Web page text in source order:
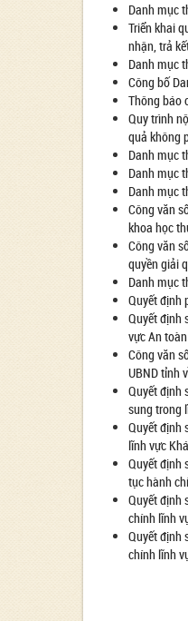
Danh mục
Triển khai
nhận, trả
Danh mục
Công bố
Thông báo
Quy trình
quả không
Danh mục
Danh mục
Danh mục
Công văn
khoa học
Công văn
quyền giải
Danh mục
Quyết định
Quyết định
vực An
Công văn
UBND tỉnh
Quyết định
sung trong
Quyết định
lĩnh vực
Quyết định
tục hành
Quyết định
chính lĩnh
Quyết định
chính lĩnh